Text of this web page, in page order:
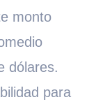
monto
dólares.
para